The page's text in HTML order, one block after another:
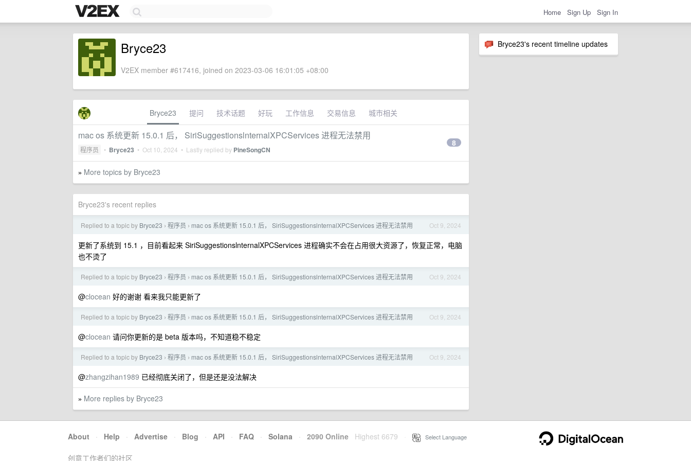
Home Sign Up Sign In
Bryce23's recent timeline updates
Bryce23
V2EX member #617416, joined on 2023-03-06 16:01:05 +08:00
Bryce23 提问 技术话题 好玩 工作信息 交易信息 城市相关
mac os 系统更新 15.0.1 后， SiriSuggestionslnternalXPCServices 进程无法禁用
程序员 • Bryce23 • Oct 10, 2024 • Lastly replied by PineSongCN
8
» More topics by Bryce23
Bryce23's recent replies
Oct 9, 2024
Replied to a topic by Bryce23 › 程序员 › mac os 系统更新 15.0.1 后， SiriSuggestionslnternalXPCServices 进程无法禁用
更新了系统到 15.1 ，目前看起来 SiriSuggestionslnternalXPCServices 进程确实不会在占用很大资源了，恢复正常，电脑
也不烫了
Oct 9, 2024
Replied to a topic by Bryce23 › 程序员 › mac os 系统更新 15.0.1 后， SiriSuggestionslnternalXPCServices 进程无法禁用
@clocean 好的谢谢 看来我只能更新了
Oct 9, 2024
Replied to a topic by Bryce23 › 程序员 › mac os 系统更新 15.0.1 后， SiriSuggestionslnternalXPCServices 进程无法禁用
@clocean 请问你更新的是 beta 版本吗，不知道稳不稳定
Oct 9, 2024
Replied to a topic by Bryce23 › 程序员 › mac os 系统更新 15.0.1 后， SiriSuggestionslnternalXPCServices 进程无法禁用
@zhangzihan1989 已经彻底关闭了，但是还是没法解决
» More replies by Bryce23
About · Help · Advertise · Blog · API · FAQ · Solana · 2090 Online Highest 6679 Select Language
创意工作者们的社区